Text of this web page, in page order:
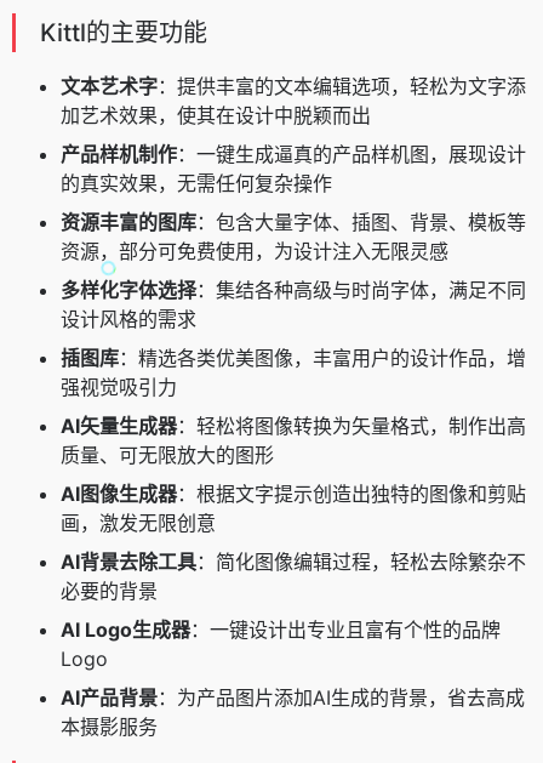
Kittl的主要功能
文本艺术字：提供丰富的文本编辑选项，轻松为文字添
加艺术效果，使其在设计中脱颖而出
产品样机制作：一键生成逼真的产品样机图，展现设计
的真实效果，无需任何复杂操作
资源丰富的图库：包含大量字体、插图、背景、模板等
资源，部分可免费使用，为设计注入无限灵感
多样化字体选择：集结各种高级与时尚字体，满足不同
设计风格的需求
插图库：精选各类优美图像，丰富用户的设计作品，增
强视觉吸引力
AI矢量生成器：轻松将图像转换为矢量格式，制作出高
质量、可无限放大的图形
AI图像生成器：根据文字提示创造出独特的图像和剪贴
画，激发无限创意
AI背景去除工具：简化图像编辑过程，轻松去除繁杂不
必要的背景
AI Logo生成器：一键设计出专业且富有个性的品牌
Logo
AI产品背景：为产品图片添加AI生成的背景，省去高成
本摄影服务